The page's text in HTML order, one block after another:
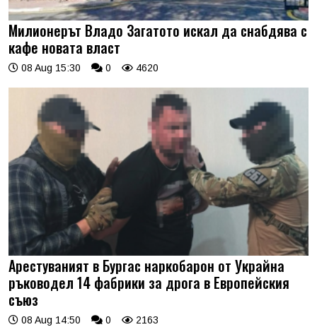
Милионерът Владо Загатото искал да снабдява с
кафе новата власт
08 Aug 15:30 0 4620
Арестуваният в Бургас наркобарон от Украйна
ръководел 14 фабрики за дрога в Европейския
съюз
08 Aug 14:50 0 2163